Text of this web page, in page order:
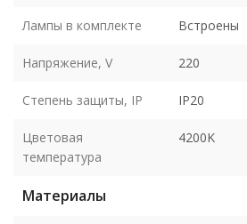
Лампы в комплекте Встроены
Напряжение, V 220
Степень защиты, IP IP20
Цветовая
температура
4200K
Материалы